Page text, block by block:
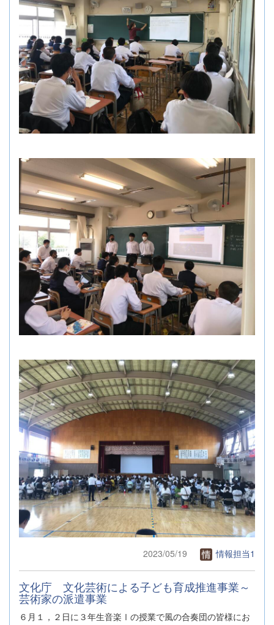
2023/05/19 情報担当1
文化庁 文化芸術による子ども育成推進事業～
芸術家の派遣事業
６月１，２日に３年生音楽Ⅰの授業で風の合奏団の皆様にお